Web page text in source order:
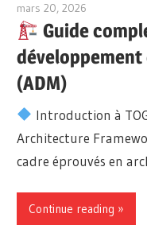
mars 20, 2026
Guide
développement
(ADM)
Introduction à
Architecture
cadre éprouvés en
Continue reading